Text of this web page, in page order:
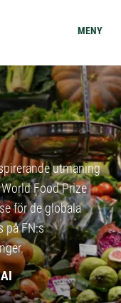
MENY
utmaning
Food Prize
för de globala
på FN:s